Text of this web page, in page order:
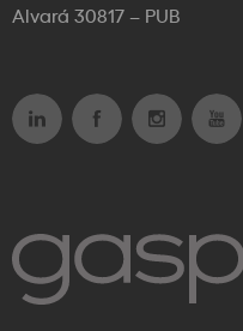
Alvará 30817 – PUB